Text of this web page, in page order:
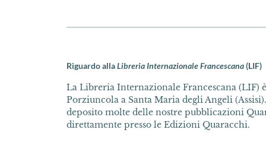
Riguardo allaLibreria Internazionale Francescana(LIF)
La Libreria Internazionale Francescana (LIF)
Porziuncola a Santa Maria degli Angeli
deposito molte delle nostre pubblicazioni
direttamente presso le Edizioni Quaracchi.